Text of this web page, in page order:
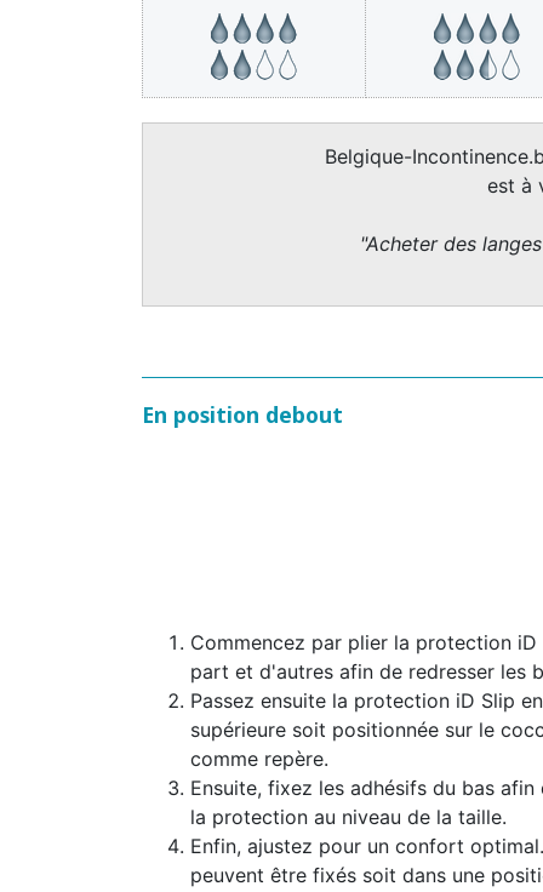
Belgique-
est à
"Acheter des
En position debout
Commencez par plier la protection
part et d'autres afin de redresser les
Passez ensuite la protection iD Slip
supérieure soit positionnée sur le
comme repère.
Ensuite, fixez les adhésifs du bas
la protection au niveau de la taille.
Enfin, ajustez pour un confort
peuvent être fixés soit dans une